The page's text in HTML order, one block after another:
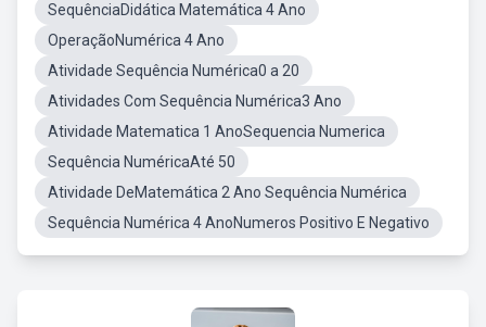
SequênciaDidática Matemática 4 Ano
OperaçãoNumérica 4 Ano
Atividade Sequência Numérica0 a 20
Atividades Com Sequência Numérica3 Ano
Atividade Matematica 1 AnoSequencia Numerica
Sequência NuméricaAté 50
Atividade DeMatemática 2 Ano Sequência Numérica
Sequência Numérica 4 AnoNumeros Positivo E Negativo